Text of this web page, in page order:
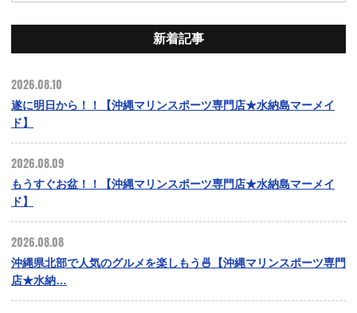
新着記事
2026.08.10
遂に明日から！！【沖縄マリンスポーツ専門店★水納島マーメイ
ド】
2026.08.09
もうすぐお盆！！【沖縄マリンスポーツ専門店★水納島マーメイ
ド】
2026.08.08
沖縄県北部で人気のグルメを楽しもう🍜【沖縄マリンスポーツ専門
店★水納…